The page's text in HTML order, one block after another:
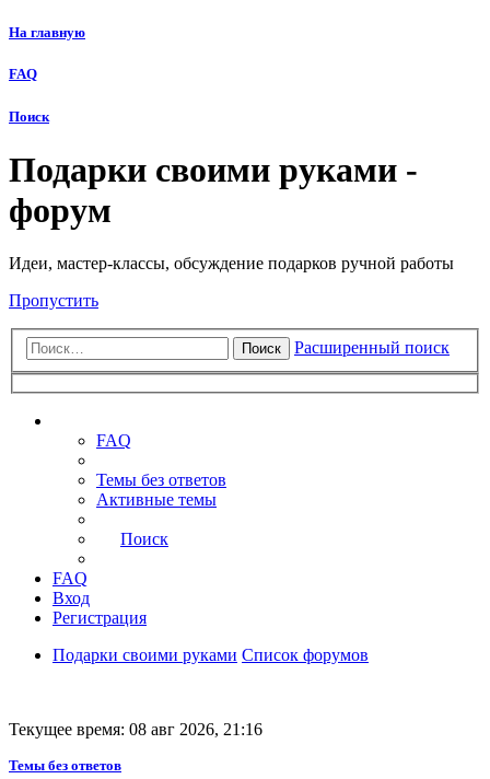
На главную
FAQ
Поиск
Подарки своими руками -
форум
Идеи, мастер-классы, обсуждение подарков ручной работы
Пропустить
Поиск Расширенный поиск
FAQ
Темы без ответов
Активные темы
Поиск
FAQ
Вход
Регистрация
Подарки своими руками Список форумов
Текущее время: 08 авг 2026, 21:16
Темы без ответов